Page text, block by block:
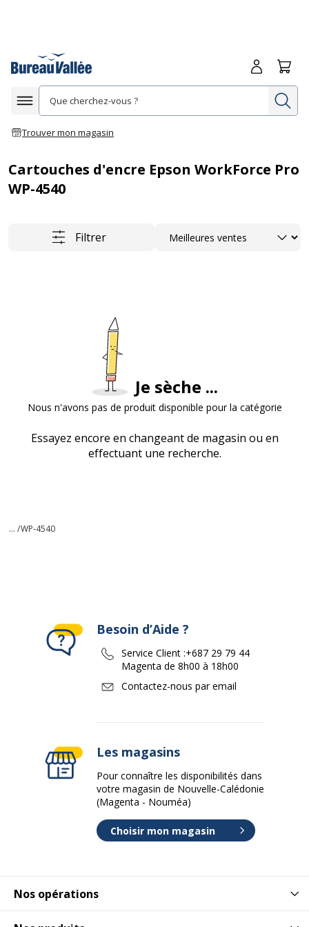
Afficher la navigation
Trouver mon magasin
Me
Cartouches d'encre Epson WorkForce Pro
WP-4540
Filtrer Trier
Je sèche ...
Nous n'avons pas de produit disponible pour la catégorie
Essayez encore en changeant de magasin ou en
effectuant une recherche.
... /WP-4540
Nos opérations
Besoin d’Aide ?
Service Client :+687 29 79 44
Magenta de 8h00 à 18h00
Contactez-nous par email
Les magasins
Pour connaître les disponibilités dans
votre magasin de Nouvelle-Calédonie
(Magenta - Nouméa)
Choisir mon magasin